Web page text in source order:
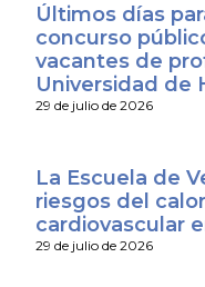
Últimos días
concurso
vacantes de
Universidad de
29 de julio de 2026
La Escuela de
riesgos del
cardiovascular
29 de julio de 2026